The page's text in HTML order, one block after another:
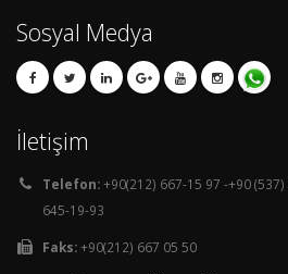
Sosyal Medya
İletişim
Telefon:+90(212) 667-15 97 -+90
645-19-93
Faks:+90(212) 667 05 50